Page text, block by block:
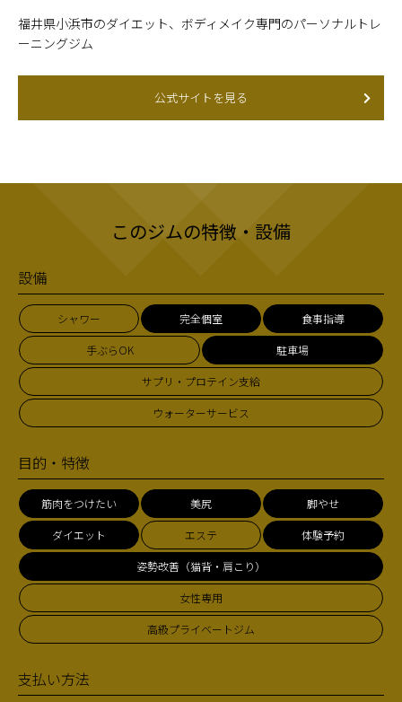
福井県小浜市のダイエット、ボディメイク専門のパーソナルトレ
ーニングジム
公式サイトを見る
このジムの特徴・設備
設備
シャワー 完全個室 食事指導
手ぶらOK 駐車場
サプリ・プロテイン支給
ウォーターサービス
目的・特徴
筋肉をつけたい 美尻 脚やせ
ダイエット エステ 体験予約
姿勢改善（猫背・肩こり）
女性専用
高級プライベートジム
支払い方法